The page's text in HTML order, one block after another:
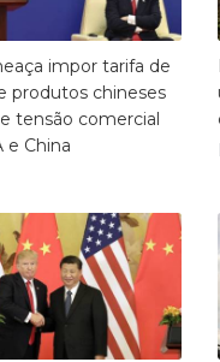
impor tarifa de
produtos chineses
tensão comercial
e China